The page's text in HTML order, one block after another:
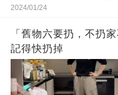
2024/01/24
「舊物六要扔，不扔
記得快扔掉